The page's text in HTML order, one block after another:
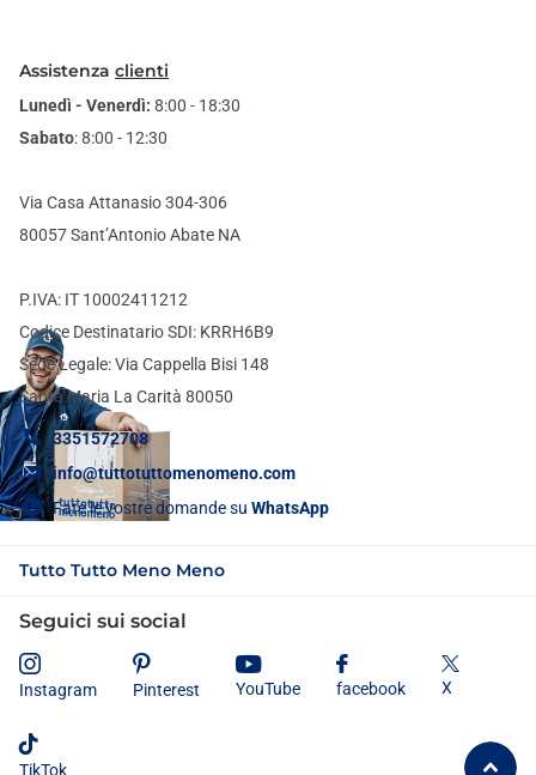
Assistenza clienti
Lunedì - Venerdì: 8:00 - 18:30
Sabato: 8:00 - 12:30
Via Casa Attanasio 304-306
80057 Sant’Antonio Abate NA
P.IVA: IT 10002411212
Codice Destinatario SDI: KRRH6B9
Sede Legale: Via Cappella Bisi 148
Santa Maria La Carità 80050
3351572708
info@tuttotuttomenomeno.com
Fate le vostre domande su WhatsApp
Tutto Tutto Meno Meno
Seguici sui social
Instagram Pinterest YouTube facebook X
TikTok